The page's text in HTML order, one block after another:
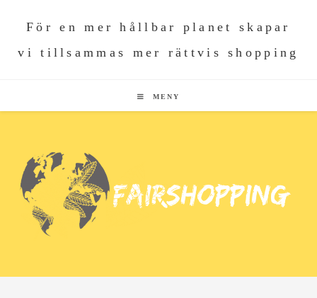
För en mer hållbar planet skapar
vi tillsammas mer rättvis shopping
MENY